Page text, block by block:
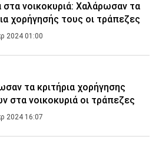
στα νοικοκυριά: Χαλάρωσαν τα
χορήγησής τους οι τράπεζες
2024 01:00
τα κριτήρια χορήγησης
στα νοικοκυριά οι τράπεζες
2024 16:07